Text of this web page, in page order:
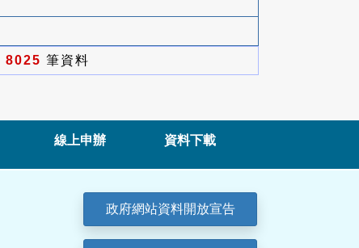
8025 筆資料
線上申辦 資料下載
政府網站資料開放宣告